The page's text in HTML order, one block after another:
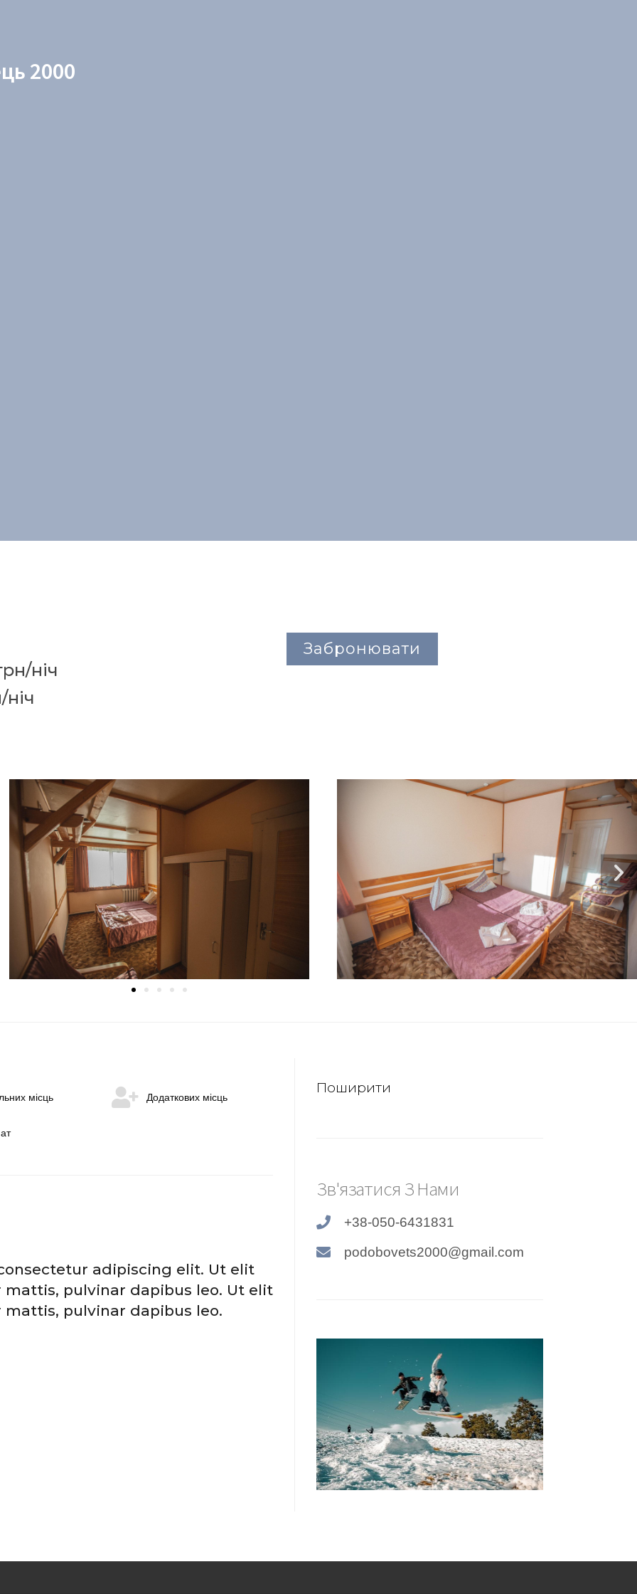
2000
ніч
ніч
Забронювати
місць Додаткових місць
adipiscing elit. Ut elit
pulvinar dapibus leo. Ut elit
pulvinar dapibus leo.
Поширити
Зв'язатися З Нами
+38-050-6431831
podobovets2000@gmail.com